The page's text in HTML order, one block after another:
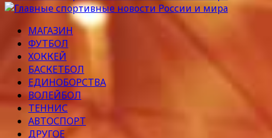
МАГАЗИН
ФУТБОЛ
ХОККЕЙ
БАСКЕТБОЛ
ЕДИНОБОРСТВА
ВОЛЕЙБОЛ
ТЕННИС
АВТОСПОРТ
ДРУГОЕ